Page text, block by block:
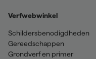
Verfwebwinkel
Schildersbenodigdheden
Gereedschappen
Grondverf en primer